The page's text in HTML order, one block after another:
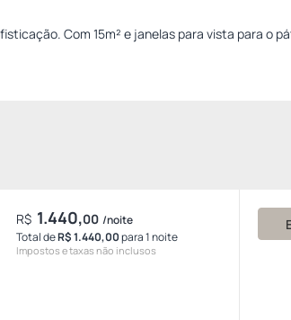
Com 15m² e janelas para vista para o
R$ 1.440,00 /noite
Total deR$ 1.440,00para 1 noite
Impostos e taxas não inclusos